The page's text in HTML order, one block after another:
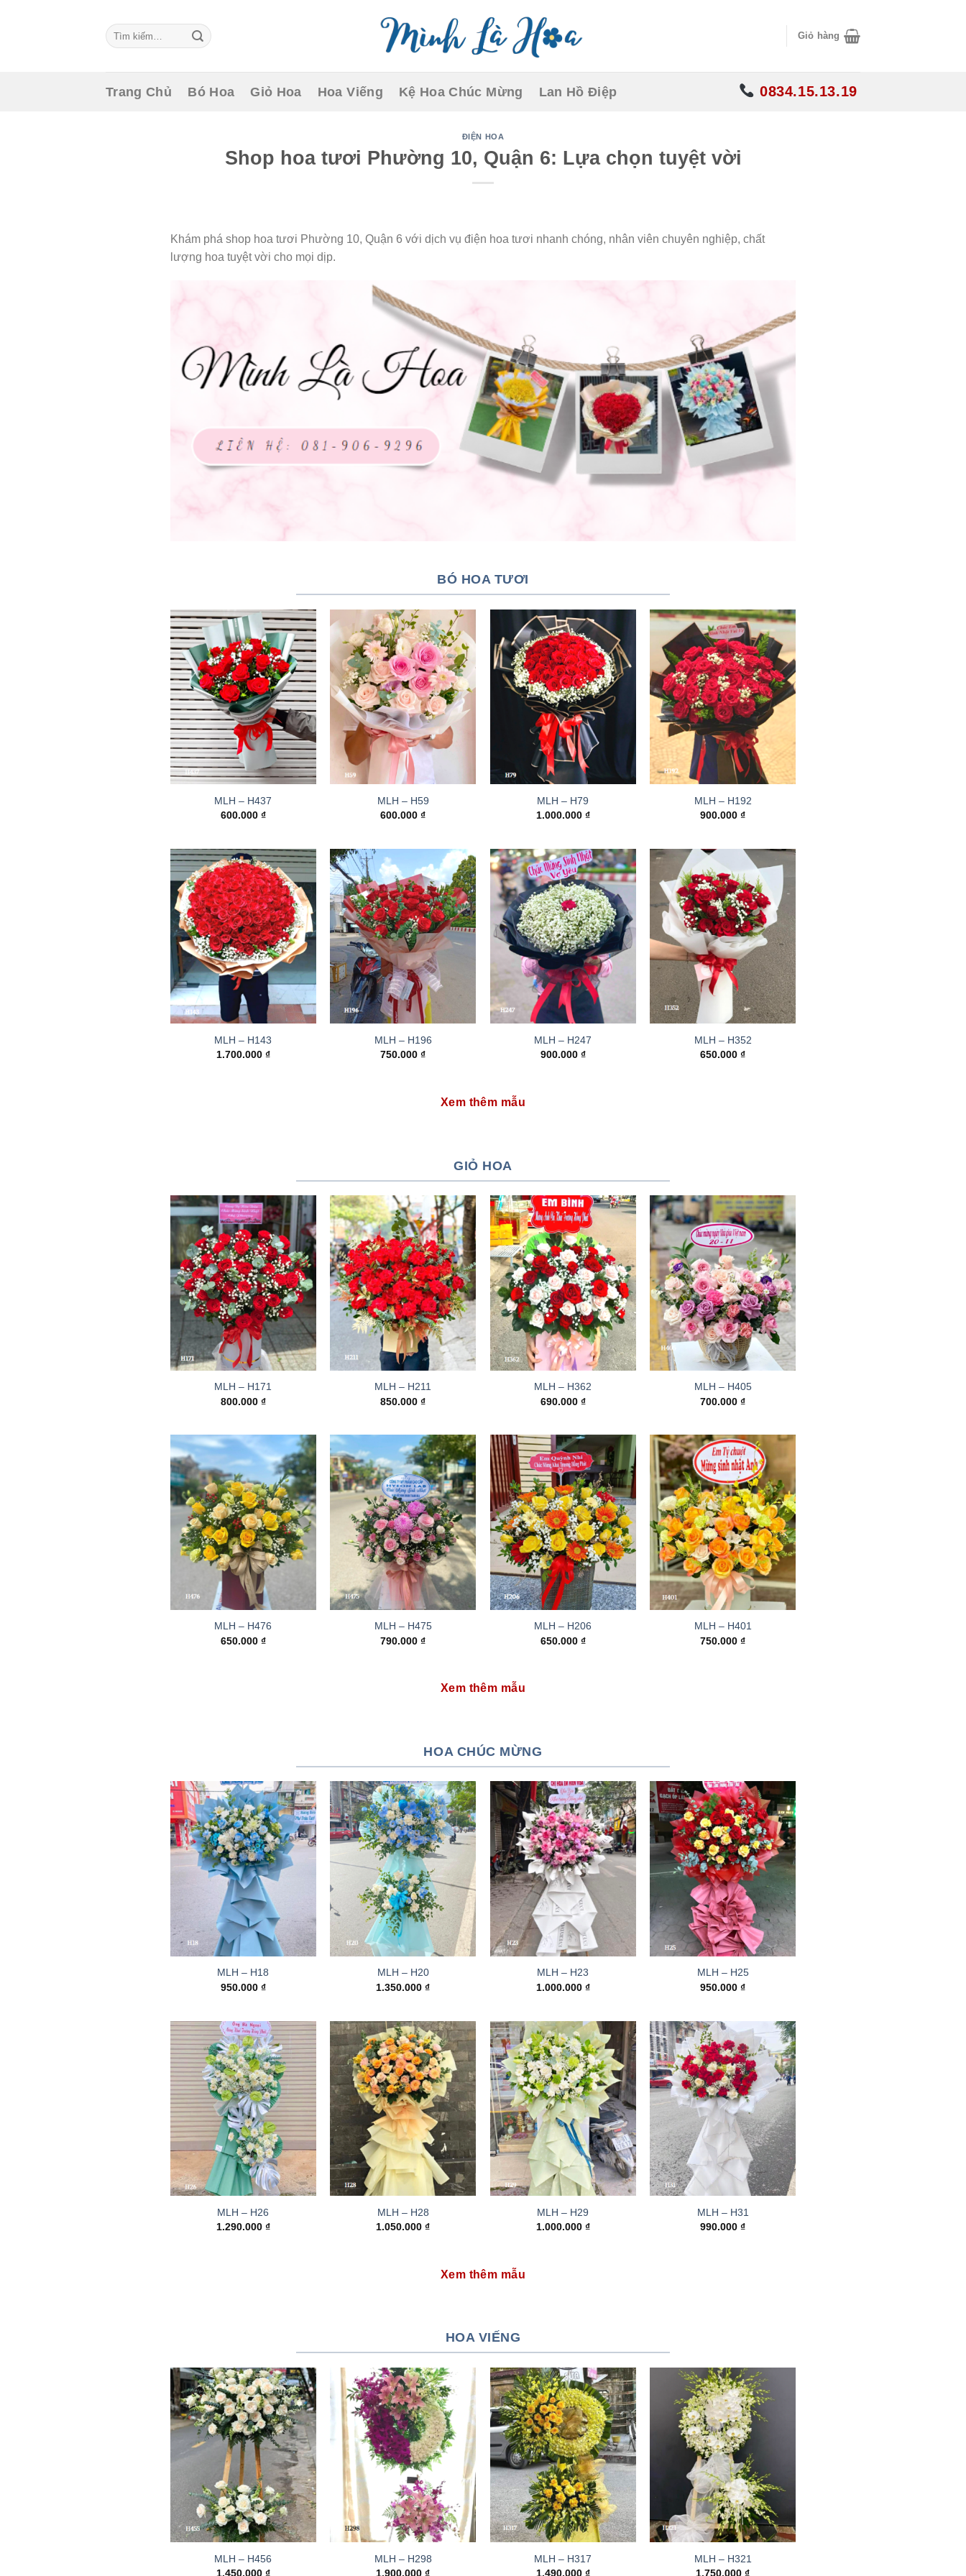
Tìm
kiếm:
Giỏ hàng
Trang Chủ Bó Hoa Giỏ Hoa Hoa Viếng Kệ Hoa Chúc Mừng Lan Hồ Điệp 0834.15.13.19
ĐIỆN HOA
Shop hoa tươi Phường 10, Quận 6: Lựa chọn tuyệt vời
Khám phá shop hoa tươi Phường 10, Quận 6 với dịch vụ điện hoa tươi nhanh chóng, nhân viên chuyên nghiệp, chất
lượng hoa tuyệt vời cho mọi dịp.
BÓ HOA TƯƠI
MLH – H437
600.000 ₫
MLH – H59
600.000₫
MLH – H79
1.000.000 ₫
MLH – H192
900.000₫
MLH – H143
1.700.000 ₫
MLH – H196
750.000₫
MLH – H247
900.000 ₫
MLH – H352
650.000₫
Xem thêm mẫu
GIỎ HOA
MLH – H171
800.000 ₫
MLH – H211
850.000₫
MLH – H362
690.000 ₫
MLH – H405
700.000₫
MLH – H476
650.000 ₫
MLH – H475
790.000₫
MLH – H206
650.000 ₫
MLH – H401
750.000₫
Xem thêm mẫu
HOA CHÚC MỪNG
MLH – H18
950.000 ₫
MLH – H20
1.350.000₫
MLH – H23
1.000.000 ₫
MLH – H25
950.000₫
MLH – H26
1.290.000 ₫
MLH – H28
1.050.000₫
MLH – H29
1.000.000 ₫
MLH – H31
990.000₫
Xem thêm mẫu
HOA VIẾNG
MLH – H456
1.450.000 ₫
MLH – H298
1.900.000₫
MLH – H317
1.490.000 ₫
MLH – H321
1.750.000₫